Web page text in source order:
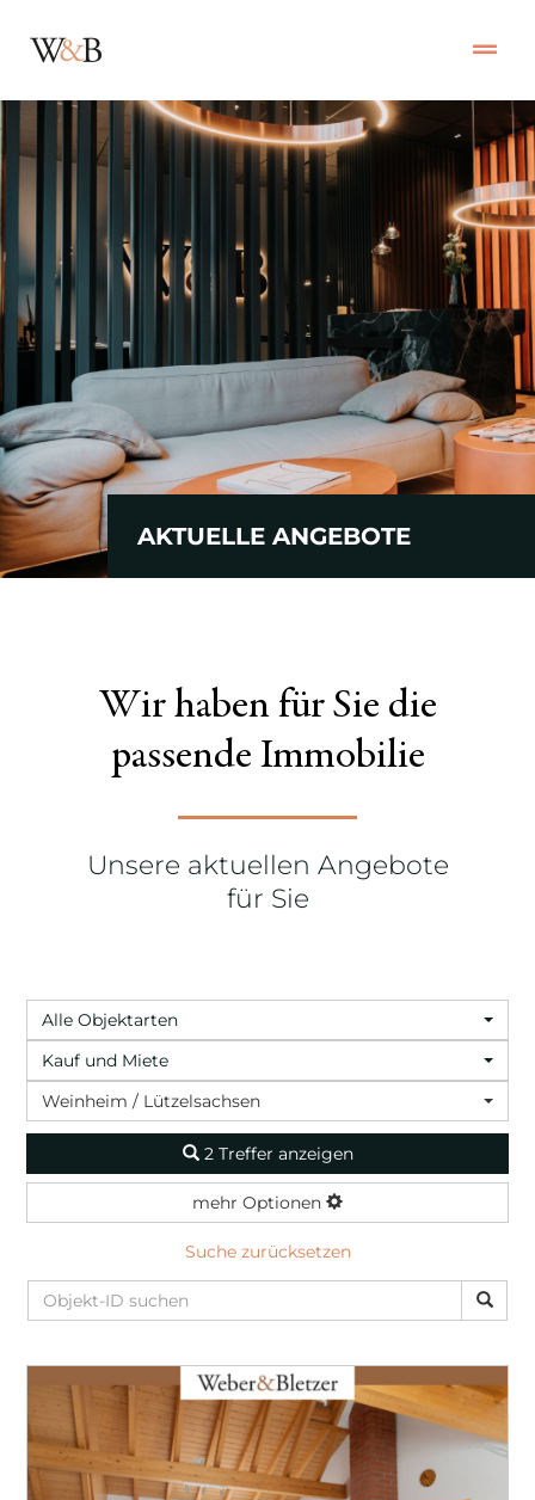
AKTUELLE ANGEBOTE
Wir haben für Sie die
passende Immobilie
Unsere aktuellen Angebote
für Sie
Alle Objektarten
Kauf und Miete
Weinheim / Lützelsachsen
2 Treffer anzeigen
mehr Optionen
Suche zurücksetzen